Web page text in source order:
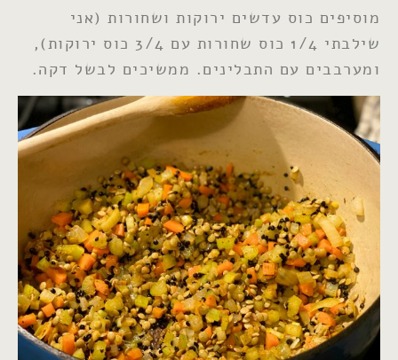
מוסיפים כוס עדשים ירוקות ושחורות (אני
שילבתי 1/4 כוס שחורות עם 3/4 כוס ירוקות),
ומערבבים עם התבלינים. ממשיכים לבשל דקה.